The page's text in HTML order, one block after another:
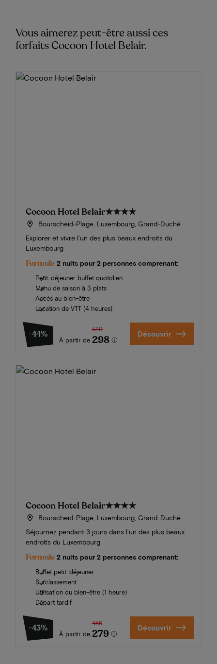
Vous aimerez peut-être aussi ces
forfaits Cocoon Hotel Belair.
Cocoon Hotel Belair★★★★
Bourscheid-Plage, Luxembourg, Grand-Duché
Explorer et vivre l'un des plus beaux endroits du
Luxembourg
Formule 2 nuits pour 2 personnes comprenant:
Petit-déjeuner buffet quotidien
Menu de saison à 3 plats
Accès au bien-être
Location de VTT (4 heures)
-44%
À partir de
530
298 Découvrir
Cocoon Hotel Belair★★★★
Bourscheid-Plage, Luxembourg, Grand-Duché
Séjournez pendant 3 jours dans l'un des plus beaux
endroits du Luxembourg
Formule 2 nuits pour 2 personnes comprenant:
Buffet petit-déjeuner
Surclassement
Utilisation du bien-être (1 heure)
Départ tardif
-43%
À partir de
486
279 Découvrir